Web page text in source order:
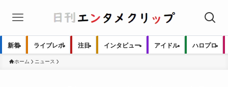
新着 ライブレポ 注目 インタビュー アイドル ハロプロ
ホーム ニュース